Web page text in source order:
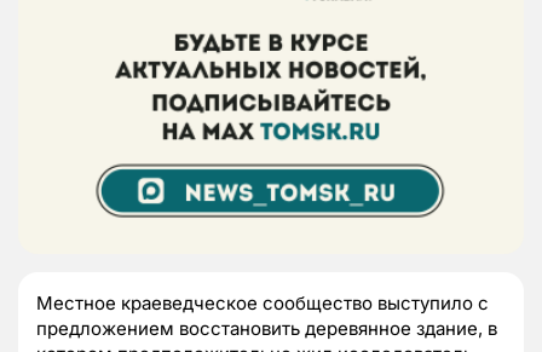
Местное краеведческое сообщество выступило с
предложением восстановить деревянное здание, в